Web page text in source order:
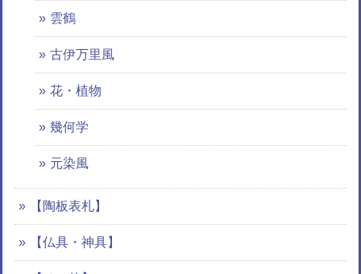
雲鶴
古伊万里風
花・植物
幾何学
元染風
【陶板表札】
【仏具・神具】